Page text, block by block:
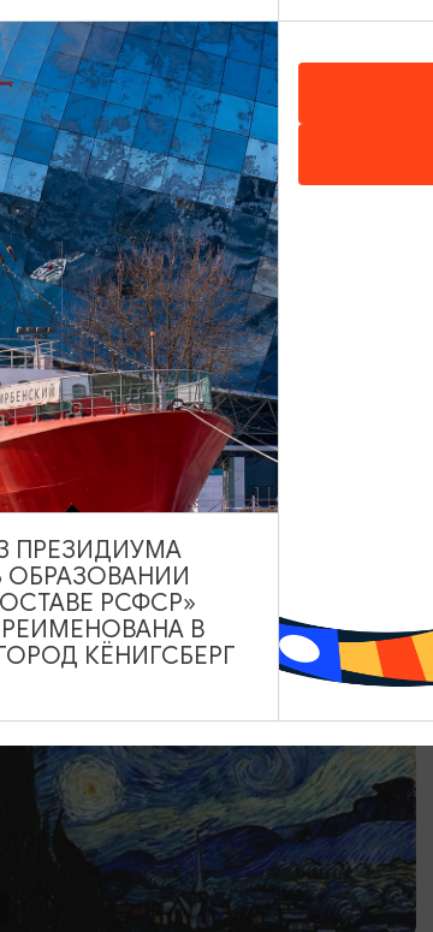
20:00
Театр эстрады «Янтарь-холл»
ПРЕЗИДИУМА
ОБРАЗОВАНИИ
РСФСР»
В
КЁНИГСБЕРГ